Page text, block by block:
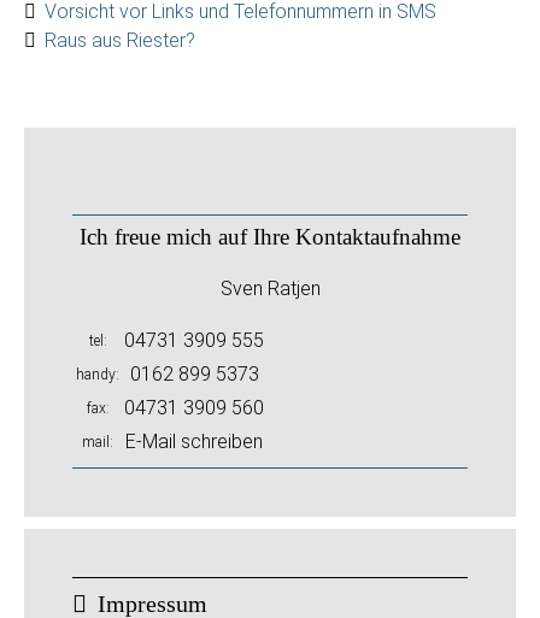
Vorsicht vor Links und Telefonnummern in SMS
Raus aus Riester?
Ich freue mich auf Ihre Kontaktaufnahme
Sven Ratjen
tel 04731 3909 555
handy 0162 899 5373
fax 04731 3909 560
mail E-Mail schreiben
Impressum